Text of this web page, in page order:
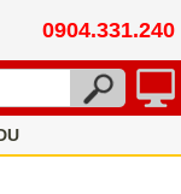
0904.331.240